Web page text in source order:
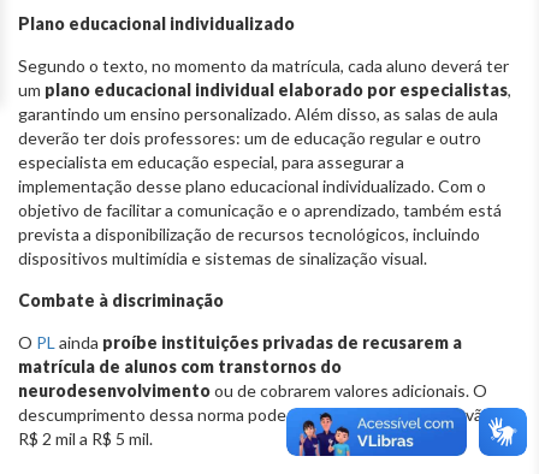
Plano educacional individualizado
Segundo o texto, no momento da matrícula, cada aluno deverá ter
um plano educacional individual elaborado por especialistas,
garantindo um ensino personalizado. Além disso, as salas de aula
deverão ter dois professores: um de educação regular e outro
especialista em educação especial, para assegurar a
implementação desse plano educacional individualizado. Com o
objetivo de facilitar a comunicação e o aprendizado, também está
prevista a disponibilização de recursos tecnológicos, incluindo
dispositivos multimídia e sistemas de sinalização visual.
Combate à discriminação
O PL ainda proíbe instituições privadas de recusarem a
matrícula de alunos com transtornos do
neurodesenvolvimentoou de cobrarem valores adicionais. O
descumprimento dessa norma pode resultar em multas que vão de
R$ 2 mil a R$ 5 mil.